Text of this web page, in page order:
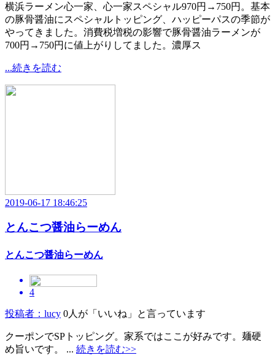
横浜ラーメン心一家、心一家スペシャル970円→750円。基本
の豚骨醤油にスペシャルトッピング、ハッピーパスの季節が
やってきました。消費税増税の影響で豚骨醤油ラーメンが
700円→750円に値上がりしてました。濃厚ス
...続きを読む
2019-06-17 18:46:25
とんこつ醤油らーめん
とんこつ醤油らーめん
4
投稿者：lucy 0人が「いいね」と言っています
クーポンでSPトッピング。家系ではここが好みです。麺硬
め旨いです。 ... 続きを読む>>